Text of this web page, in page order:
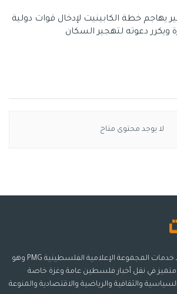
يهاجم خطة الكابينيت لإدخال قوات دولية
ويكرر دعوته لتهجير السكان
لا يوجد محتوى متاح
موقع غزة بوست هو احد خدمات المجموعة الإعلامية الفلسطينية PMG وهو
في نقل أخبار فلسطين عامة وغزة خاصة
السياسية والثقافية والرياضية والاقتصادية والمنوعة